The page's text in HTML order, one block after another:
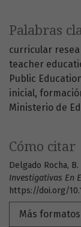
Palabras
curricular
teacher
Public
inicial
Ministerio de
Cómo citar
Delgado Rocha, B.
Investigativas En
https://doi.org/
Más